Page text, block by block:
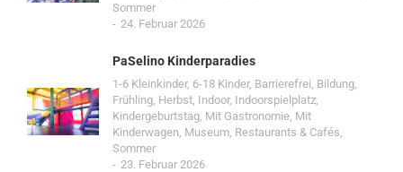
Sommer
24. Februar 2026
PaSelino Kinderparadies
1-6 Kleinkinder, 6-18 Kinder, Barrierefrei, Bildung,
Frühling, Herbst, Indoor, Indoorspielplatz,
Kindergeburtstag, Mit Gastronomie, Mit
Kinderwagen, Museum, Restaurants & Cafés,
Sommer
23. Februar 2026